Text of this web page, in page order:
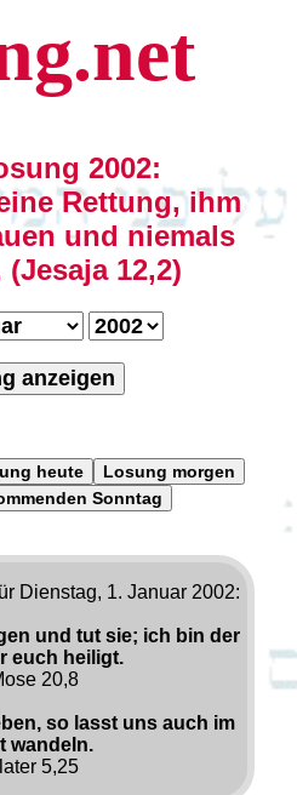
2002:
Rettung, ihm
und niemals
12,2)
anzeigen
heute
Losung morgen
Sonntag
Dienstag, 1. Januar 2002:
und tut sie; ich bin der
euch heiligt.
20,8
so lasst uns auch im
wandeln.
5,25